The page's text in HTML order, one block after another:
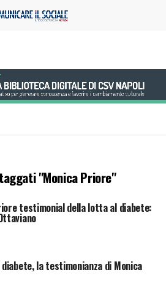
"Monica Priore"
testimonial della lotta al diabete:
la testimonianza di Monica